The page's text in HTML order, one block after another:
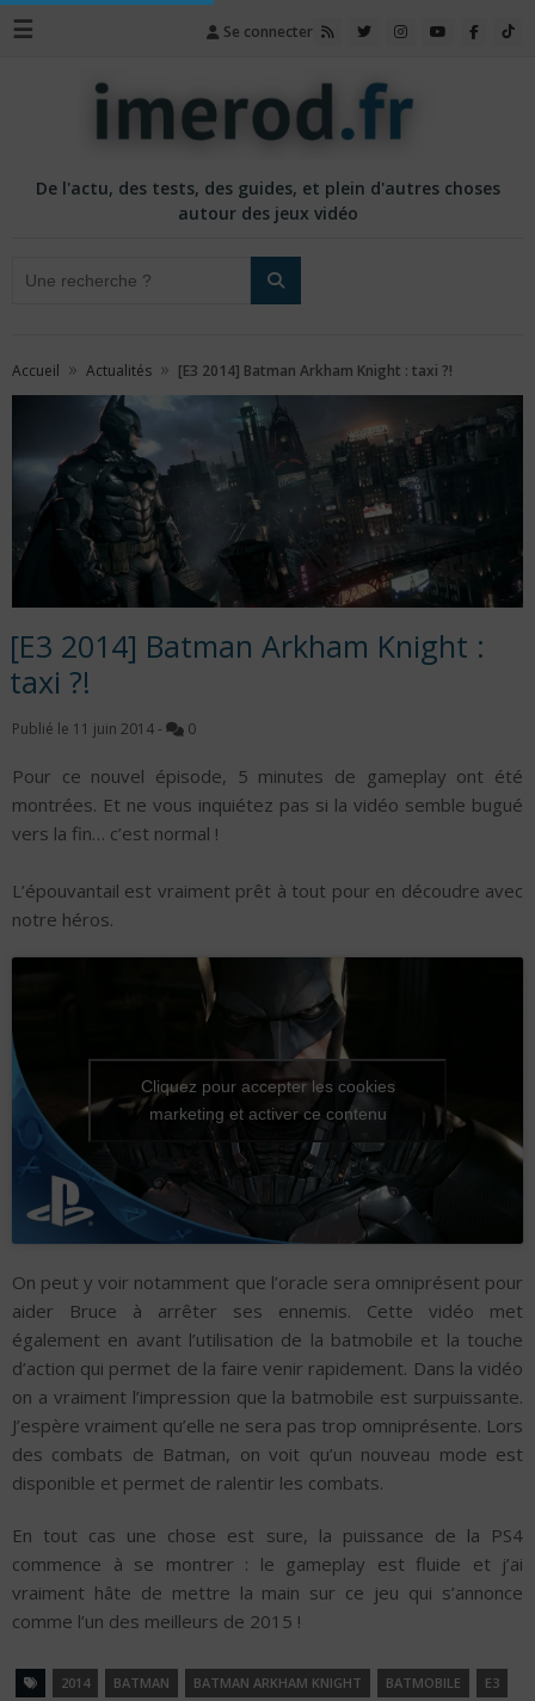
☰ Se connecter
De l'actu, des tests, des guides, et plein d'autres choses
autour des jeux vidéo
Accueil » Actualités » [E3 2014] Batman Arkham Knight : taxi ?!
[E3 2014] Batman Arkham Knight :
taxi ?!
Publié le 11 juin 2014 - 0
Pour ce nouvel épisode, 5 minutes de gameplay ont été
montrées. Et ne vous inquiétez pas si la vidéo semble bugué
vers la fin… c’est normal !
L’épouvantail est vraiment prêt à tout pour en découdre avec
notre héros.
Cliquez pour accepter les cookies
marketing et activer ce contenu
On peut y voir notamment que l’oracle sera omniprésent pour
aider Bruce à arrêter ses ennemis. Cette vidéo met
également en avant l’utilisation de la batmobile et la touche
d’action qui permet de la faire venir rapidement. Dans la vidéo
on a vraiment l’impression que la batmobile est surpuissante.
J’espère vraiment qu’elle ne sera pas trop omniprésente. Lors
des combats de Batman, on voit qu’un nouveau mode est
disponible et permet de ralentir les combats.
En tout cas une chose est sure, la puissance de la PS4
commence à se montrer : le gameplay est fluide et j’ai
vraiment hâte de mettre la main sur ce jeu qui s’annonce
comme l’un des meilleurs de 2015 !
2014 BATMAN BATMAN ARKHAM KNIGHT BATMOBILE
E3